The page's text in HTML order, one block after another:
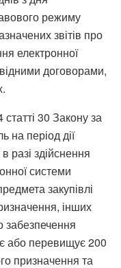
режиму
звітів про
електронної
договорами,
30 Закону за
на період дії
разі здійснення
системи
закупівлі
інших
забезпечення
або перевищує 200
призначення та